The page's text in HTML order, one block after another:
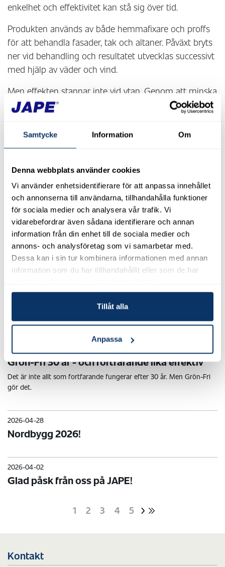
Samtycke Information Om
Denna webbplats använder cookies
Vi använder enhetsidentifierare för att anpassa innehållet
och annonserna till användarna, tillhandahålla funktioner
för sociala medier och analysera vår trafik. Vi
vidarebefordrar även sådana identifierare och annan
information från din enhet till de sociala medier och
annons- och analysföretag som vi samarbetar med.
Dessa kan i sin tur kombinera informationen med annan
information som du har tillhandahållit eller som de har
Tillåt alla
Anpassa
enkelhet och effektivitet kan stå sig över tid.
Produkten används av både hemmafixare och proffs
för att behandla fasader, tak och altaner. Påväxt bryts
ner vid behandling och resultatet utvecklas successivt
med hjälp av väder och vind.
Men effekten stannar inte vid ytan. Genom att minska
påväxt och fuktbelastning skapas bättre
förutsättningar för hela huset och dess omgivning.
30 år efter lanseringen är Grön-Fri fortfarande en
Inte för att den är ny. Utan för att den fungerar.
👉 Upptäck Grön-Fri
2026-07-01
Effekten består
Effekten består, år efter år!
2026-05-13
Nytt samarbete inom byggnadsvård: Villa
Grön-Fri 30 år - och fortfarande lika effektiv
Det är inte allt som fortfarande fungerar efter 30 år. Men Grön-Fri
gör det.
2026-04-28
Nordbygg 2026!
2026-04-02
Glad påsk från oss på JAPE!
1 2 3 4 5
Kontakt